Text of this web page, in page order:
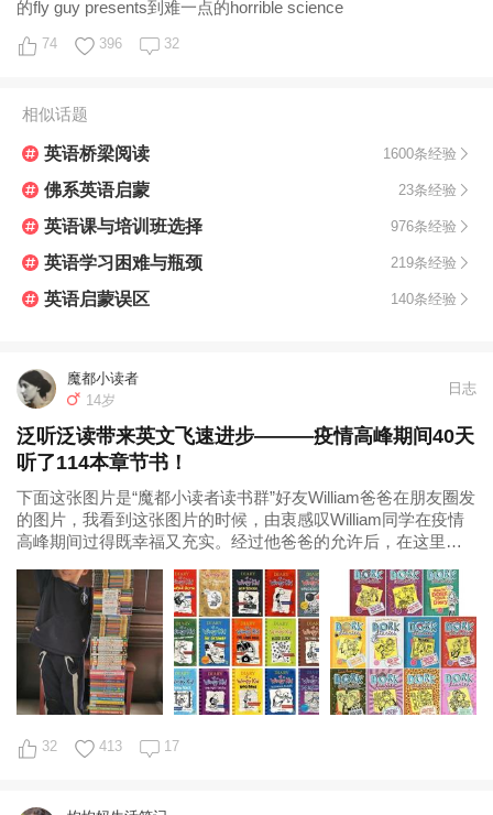
的fly guy presents到难一点的horrible science
74 396 32
相似话题
英语桥梁阅读 1600条经验
佛系英语启蒙 23条经验
英语课与培训班选择 976条经验
英语学习困难与瓶颈 219条经验
英语启蒙误区 140条经验
魔都小读者
14岁
日志
泛听泛读带来英文飞速进步———疫情高峰期间40天
听了114本章节书！
下面这张图片是“魔都小读者读书群”好友William爸爸在朋友圈发
的图片，我看到这张图片的时候，由衷感叹William同学在疫情
高峰期间过得既幸福又充实。经过他爸爸的允许后，在这里贴
32 413 17